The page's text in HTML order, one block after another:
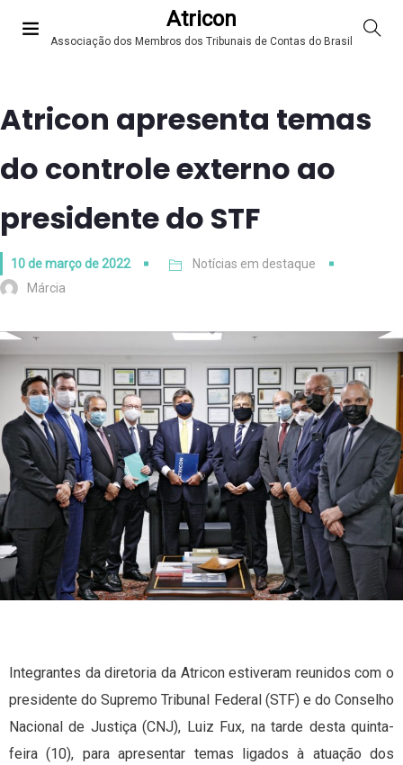
Atricon
Associação dos Membros dos Tribunais de Contas do Brasil
Atricon apresenta temas
do controle externo ao
presidente do STF
10 de março de 2022
Notícias em destaque
Márcia
Integrantes da diretoria da Atricon estiveram reunidos com o
presidente do Supremo Tribunal Federal (STF) e do Conselho
Nacional de Justiça (CNJ), Luiz Fux, na tarde desta quinta-
feira (10), para apresentar temas ligados à atuação dos